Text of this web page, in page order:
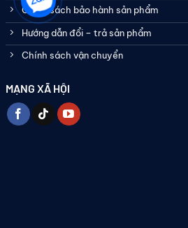
Chính sách bảo hành sản phẩm
Hướng dẫn đổi – trả sản phẩm
Chính sách vận chuyển
MẠNG XÃ HỘI